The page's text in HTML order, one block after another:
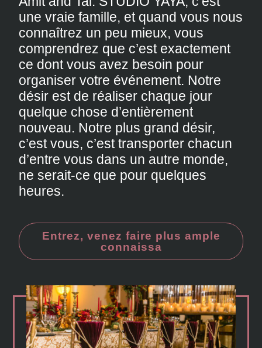
une vraie famille, et quand vous nous
connaîtrez un peu mieux, vous
comprendrez que c’est exactement
ce dont vous avez besoin pour
organiser votre événement. Notre
désir est de réaliser chaque jour
quelque chose d’entièrement
nouveau. Notre plus grand désir,
c’est vous, c’est transporter chacun
d’entre vous dans un autre monde,
ne serait-ce que pour quelques
heures.
Entrez, venez faire plus ample
connaissa